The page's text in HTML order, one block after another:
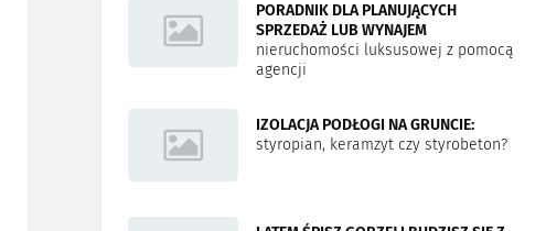
PORADNIK DLA PLANUJĄCYCH
SPRZEDAŻ LUB WYNAJEM
nieruchomości luksusowej z pomocą
agencji
IZOLACJA PODŁOGI NA GRUNCIE:
styropian, keramzyt czy styrobeton?